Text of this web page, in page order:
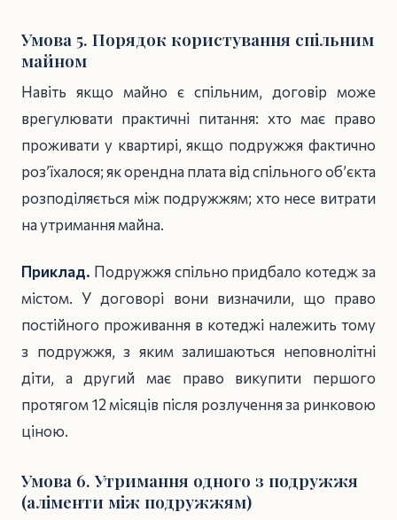
Умова 5. Порядок користування спільним
майном
Навіть якщо майно є спільним, договір може
врегулювати практичні питання: хто має право
проживати у квартирі, якщо подружжя фактично
роз’їхалося; як орендна плата від спільного об’єкта
розподіляється між подружжям; хто несе витрати
на утримання майна.
Приклад. Подружжя спільно придбало котедж за
містом. У договорі вони визначили, що право
постійного проживання в котеджі належить тому
з подружжя, з яким залишаються неповнолітні
діти, а другий має право викупити першого
протягом 12 місяців після розлучення за ринковою
ціною.
Умова 6. Утримання одного з подружжя
(аліменти між подружжям)